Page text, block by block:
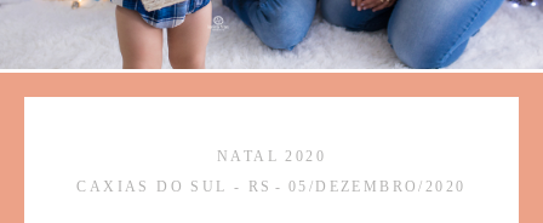
NATAL 2020
CAXIAS DO SUL - RS
05/DEZEMBRO/2020